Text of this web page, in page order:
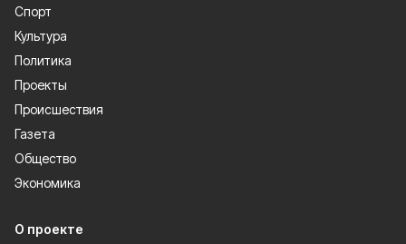
Спорт
Культура
Политика
Проекты
Происшествия
Газета
Общество
Экономика
О проекте